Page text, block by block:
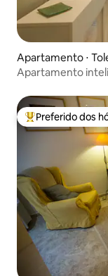
Apartamento ⋅
Apartamento
Entre os
Preferido dos